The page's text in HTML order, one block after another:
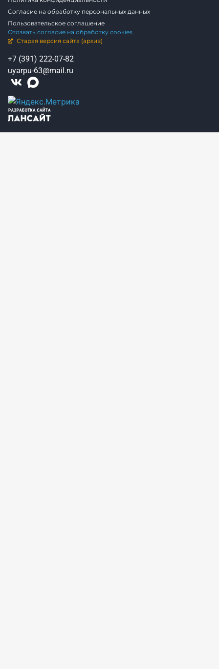
Согласие на обработку персональных данных
Пользовательское соглашение
Отозвать согласие на обработку cookies
Старая версия сайта (архив)
+7 (391) 222-07-82
uyarpu-63@mail.ru